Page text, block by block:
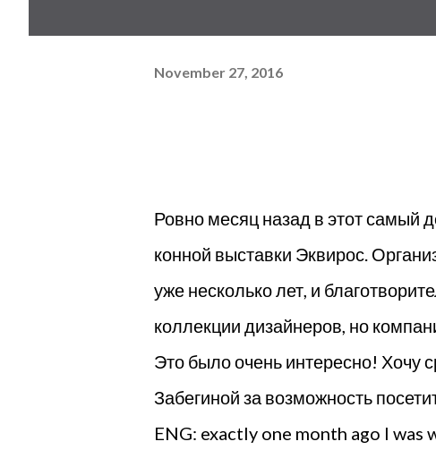
November 27, 2016
Ровно месяц назад в этот самый
конной выставки Эквирос.
уже несколько лет, и
коллекции дизайнеров, но
Это было очень интересно! Хочу
Забегиной за возможность
ENG: exactly one month ago I